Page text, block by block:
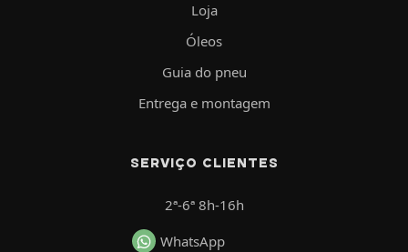
Loja
Óleos
Guia do pneu
Entrega e montagem
SERVIÇO CLIENTES
2ª-6ª 8h-16h
WhatsApp